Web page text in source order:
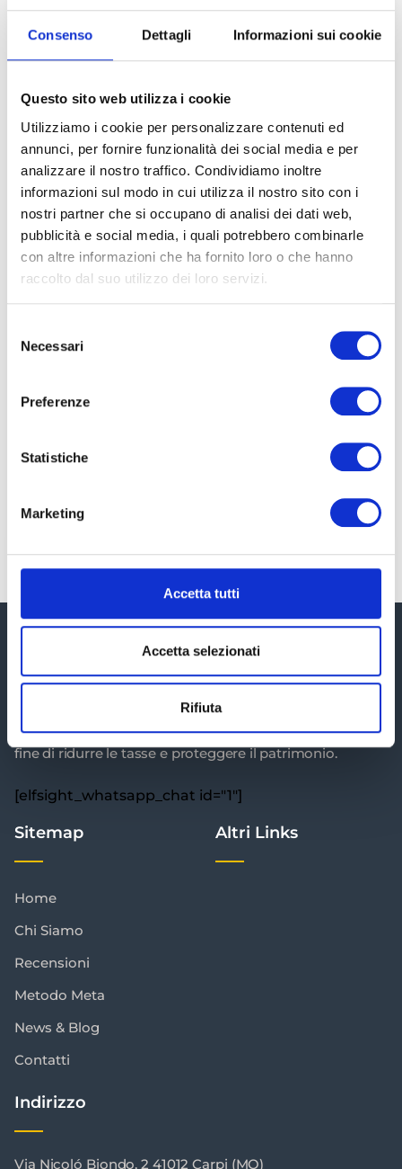
Consenso Dettagli Informazioni sui cookie
Questo sito web utilizza i cookie
Utilizziamo i cookie per personalizzare contenuti ed
annunci, per fornire funzionalità dei social media e per
analizzare il nostro traffico. Condividiamo inoltre
informazioni sul modo in cui utilizza il nostro sito con i
nostri partner che si occupano di analisi dei dati web,
pubblicità e social media, i quali potrebbero combinarle
con altre informazioni che ha fornito loro o che hanno
raccolto dal suo utilizzo dei loro servizi.
delNecessari
Preferenze
Statistiche
Marketing
Accetta tutti
Accetta selezionati
Rifiuta
Il Patto di Famiglia: Protezione
del Patrimonio
strumenti più efficaci per la protezione del
imprenditoriale. La sua funzione principale è
quella di agevolare il passaggio generazionale
LEGGI TUTTO »
fine di ridurre le tasse e proteggere il patrimonio.
[elfsight_whatsapp_chat id="1"]
Sitemap
Home
Chi Siamo
Recensioni
Metodo Meta
News & Blog
Contatti
Altri Links
Indirizzo
Via Nicoló Biondo, 2 41012 Carpi (MO)